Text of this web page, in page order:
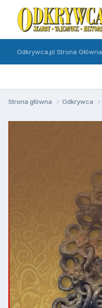
Odkrywca.pl Strona Główna
Strona główna Odkrywca